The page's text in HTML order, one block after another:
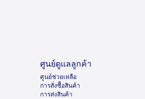
ศูนย์ดูแลลูกค้า
ศูนย์ช่วยเหลือ
การสั่งซื้อสินค้า
การส่งสินค้า